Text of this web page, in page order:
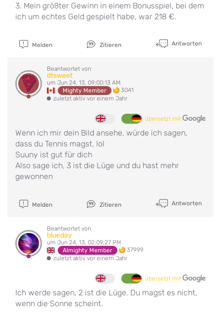
3. Mein größter Gewinn in einem Bonusspiel, bei dem
ich um echtes Geld gespielt habe, war 218 €.
Melden Zitieren Antworten
Beantwortet von
dtsweet
um Jun 24, 13, 09:00:13 AM
Mighty Member
3041
zuletzt aktiv vor einem Jahr
übersetzt mit
Wenn ich mir dein Bild ansehe, würde ich sagen,
dass du Tennis magst, lol
Suuny ist gut für dich
Also sage ich, 3 ist die Lüge und du hast mehr
gewonnen
Melden Zitieren Antworten
Beantwortet von
blueday
um Jun 24, 13, 02:09:27 PM
Almighty Member
37999
zuletzt aktiv vor einem Jahr
übersetzt mit
Ich werde sagen, 2 ist die Lüge. Du magst es nicht,
wenn die Sonne scheint.